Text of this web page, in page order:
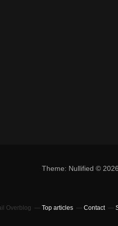
Theme: Nullified ©
Overblog Top articles Contact